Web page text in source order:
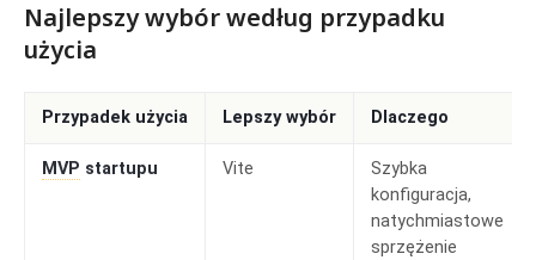
Najlepszy wybór według przypadku
użycia
Przypadek użycia Lepszy wybór Dlaczego
MVP startupu Vite
Szybka
konfiguracja,
natychmiastowe
sprzężenie